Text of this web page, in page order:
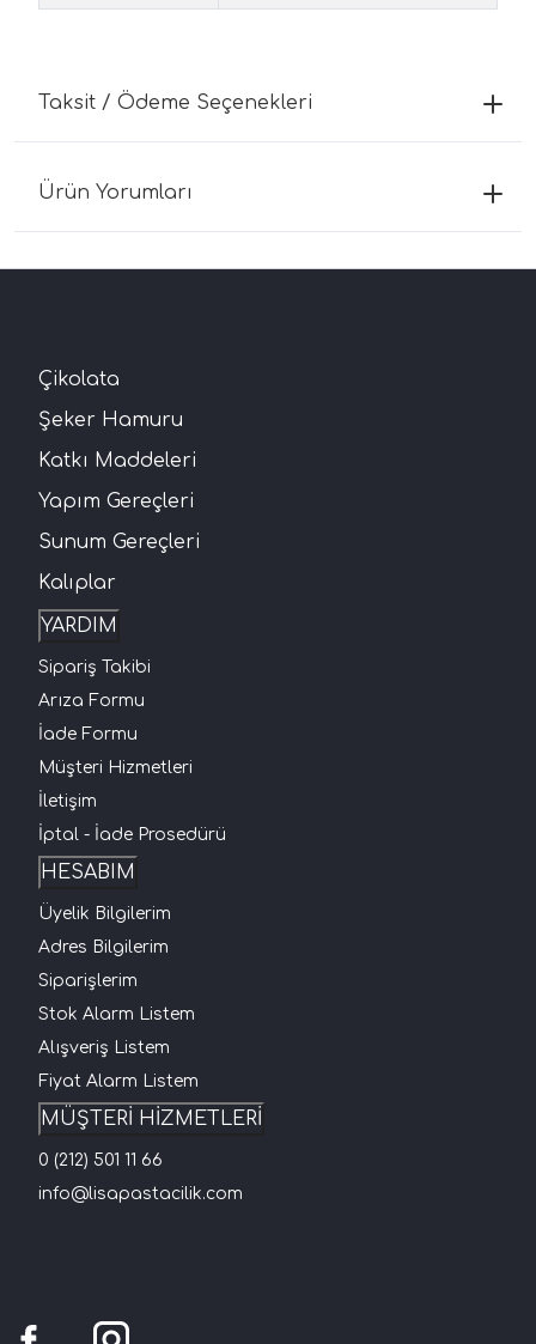
Taksit / Ödeme Seçenekleri
Ürün Yorumları
Çikolata
Şeker Hamuru
Katkı Maddeleri
Yapım Gereçleri
Sunum Gereçleri
Kalıplar
YARDIM
Sipariş Takibi
Arıza Formu
İade Formu
Müşteri Hizmetleri
İletişim
İptal - İade Prosedürü
HESABIM
Üyelik Bilgilerim
Adres Bilgilerim
Siparişlerim
Stok Alarm Listem
Alışveriş Listem
Fiyat Alarm Listem
MÜŞTERİ HİZMETLERİ
0 (212) 501 11 66
info@lisapastacilik.com